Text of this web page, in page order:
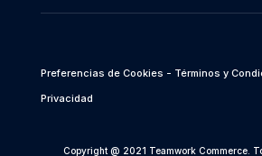
Preferencias de Cookies - Términos y
Privacidad
Copyright @ 2021 Teamwork Commerce.